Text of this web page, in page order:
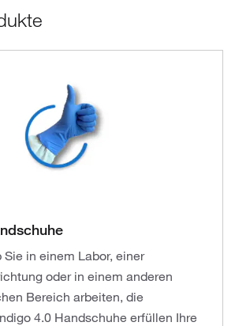
in einem Labor, einer
oder in einem anderen
Bereich arbeiten, die
4.0 Handschuhe erfüllen Ihre